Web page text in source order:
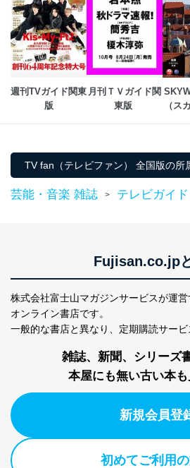
個人データを取り扱う機器等
ソフトウェア等を導入し、
により、これを最新状態とし
情報システムの使用に伴う漏洩
メール等により個人データ
送信する場合に、当該ファイ
設定しています。
個人情報保護マネジメントシステム
当社は、内部監査及びマネジメン
じて、個人情報保護マネジメントシ
善し、常に最良の状態を維持しま
絡ください。
適切、かつ迅速に対応させていただ
株式会社富士山マガジンサービス
係
TEL：0570-200-223
FAX：03-5459-7073
e-mail：cs@fujisan.co.jp
改訂：2025年2月20日
制定：2005年4月1日
代表取締役会長 西野 伸一郎
１．個人情報保護管理者
週刊TVガイド関東
版
月刊ＴＶガイド関
（ス
TV fan（テレビファン） 全国版の所
芸能・音楽 雑誌 > テレビガイ
Fujisan.co.jp
株式会社富士山マガジンサービスが運営
オンライン書店です。
一般的な書店と異なり、 定期購読サービ
雑誌、新聞、シリーズ
本屋にも無い古い本も
新規会員登
初めてご利用